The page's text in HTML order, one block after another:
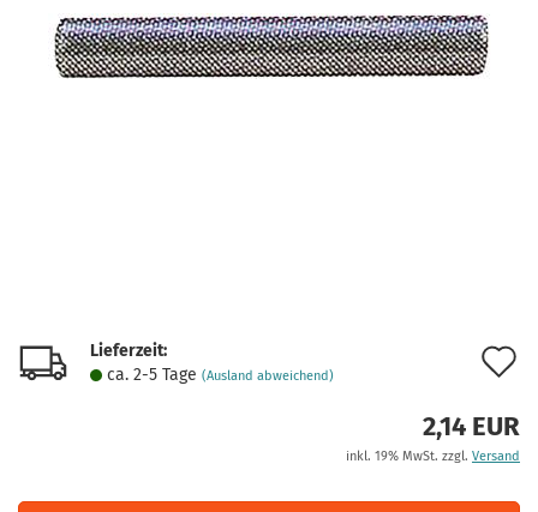
Lieferzeit:
ca. 2-5 Tage (Ausland abweichend)
2,14 EUR
inkl. 19% MwSt. zzgl. Versand